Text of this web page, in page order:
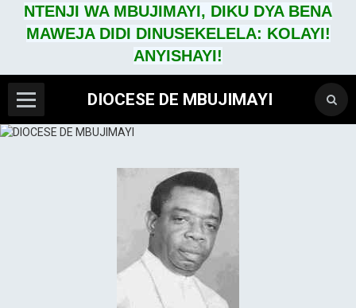
NTENJI WA MBUJIMAYI, DIKU DYA BENA
MAWEJA DIDI DINUSEKELELA: KOLAYI!
ANYISHAYI!
DIOCESE DE MBUJIMAYI